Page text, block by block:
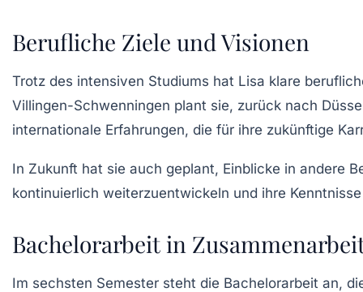
Berufliche Ziele und Visionen
Trotz des intensiven Studiums hat Lisa klare
Villingen-Schwenningen plant sie, zurück nach
internationale Erfahrungen, die für ihre zukünftige
In Zukunft hat sie auch geplant, Einblicke in andere
kontinuierlich weiterzuentwickeln und ihre
Bachelorarbeit in
Im sechsten Semester steht die Bachelorarbeit an,